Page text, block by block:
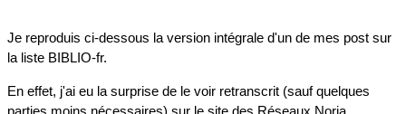
Je reproduis ci-dessous la version intégrale d'un de mes post sur
la liste BIBLIO-fr.
En effet, j'ai eu la surprise de le voir retranscrit (sauf quelques
parties moins nécessaires) sur le site des Réseaux Noria